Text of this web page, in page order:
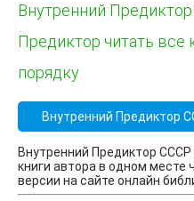
Внутренний
Предиктор читать все
порядку
Внутренний Предиктор
Внутренний Предиктор
книги автора в одном месте
версии на сайте онлайн